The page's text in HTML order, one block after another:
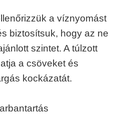
a víznyomást
biztosítsuk, hogy az ne
szintet. A túlzott
a csöveket és
kockázatát.